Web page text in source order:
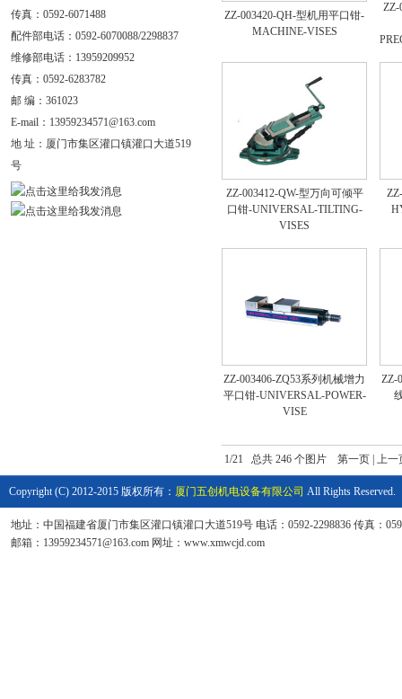
传真：0592-6071488
配件部电话：0592-6070088/2298837
维修部电话：13959209952
传真：0592-6283782
邮 编：361023
E-mail： 13959234571@163.com
地 址： 厦门市集区灌口镇灌口大道519
号
ZZ-003420-QH-型机用平口钳-
MACHINE-VISES
ZZ-
ZZ-003412-QW-型万向可倾平
口钳-UNIVERSAL-TILTING-
VISES
ZZ-003406-ZQ53系列机械增力
平口钳-UNIVERSAL-POWER-
VISE
ZZ-
1/21 总共 246 个图片 第一页 上一
Copyright (C) 2012-2015 版权所有： 厦门五创机电设备有限公司 All Rights Reserved.
地址：中国福建省厦门市集区灌口镇灌口大道519号 电话：0592-2298836 传真：
邮箱：13959234571@163.com 网址：www.xmwcjd.com